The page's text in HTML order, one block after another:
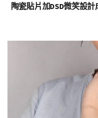
陶瓷貼片加DSD微笑設